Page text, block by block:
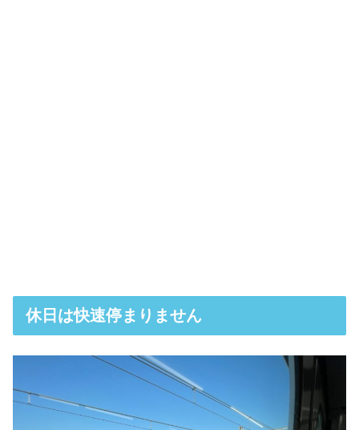
休日は快速停まりません